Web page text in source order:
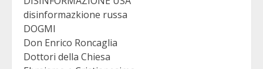
disinformazkione russa
DOGMI
Don Enrico Roncaglia
Dottori della Chiesa